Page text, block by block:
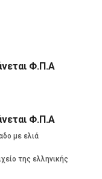
Φ.Π.Α
Φ.Π.Α
με ελιά
της ελληνικής